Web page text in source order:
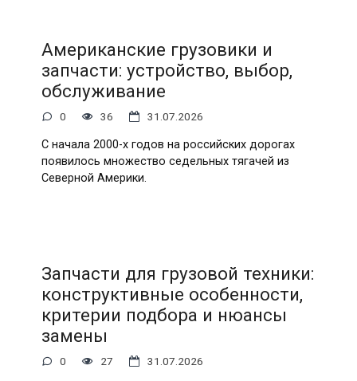
Американские грузовики и
запчасти: устройство, выбор,
обслуживание
0 36 31.07.2026
С начала 2000-х годов на российских дорогах
появилось множество седельных тягачей из
Северной Америки.
Запчасти для грузовой техники:
конструктивные особенности,
критерии подбора и нюансы
замены
0 27 31.07.2026